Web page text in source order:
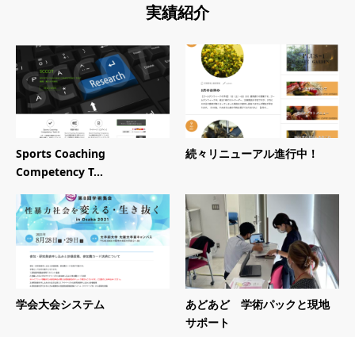
実績紹介
Sports Coaching
Competency T...
続々リニューアル進行中！
学会大会システム
あどあど 学術パックと現地
サポート